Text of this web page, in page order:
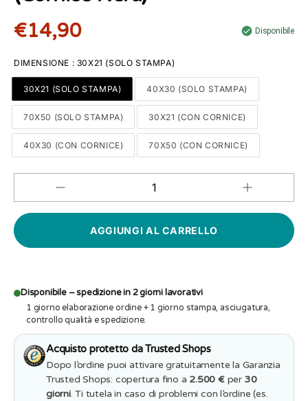
€14,90 Disponibile
DIMENSIONE : 30X21 (SOLO STAMPA)
30X21 (SOLO STAMPA) 40X30 (SOLO STAMPA)
70X50 (SOLO STAMPA) 30X21 (CON CORNICE)
40X30 (CON CORNICE) 70X50 (CON CORNICE)
Diminuisci
quantità
per
Personalizzato
Famiglia
Nera)
Aumenta
quantità
Disponibile – spedizione in 2 giorni lavorativi
1 giorno elaborazione ordine + 1 giorno stampa, asciugatura,
controllo qualità e spedizione.
Acquisto protetto da Trusted Shops
Dopo l’ordine puoi attivare gratuitamente la Garanzia
Trusted Shops: copertura fino a 2.500 €per 30
giorni. Ti tutela in caso di problemi con l’ordine (es.